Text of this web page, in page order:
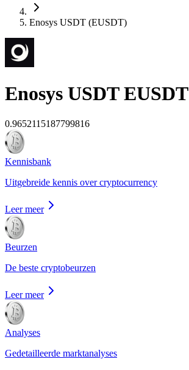
Enosys USDT (EUSDT)
Enosys USDT EUSDT
0.9652115187799816
Kennisbank
Uitgebreide kennis over cryptocurrency
Leer meer
Beurzen
De beste cryptobeurzen
Leer meer
Analyses
Gedetailleerde marktanalyses